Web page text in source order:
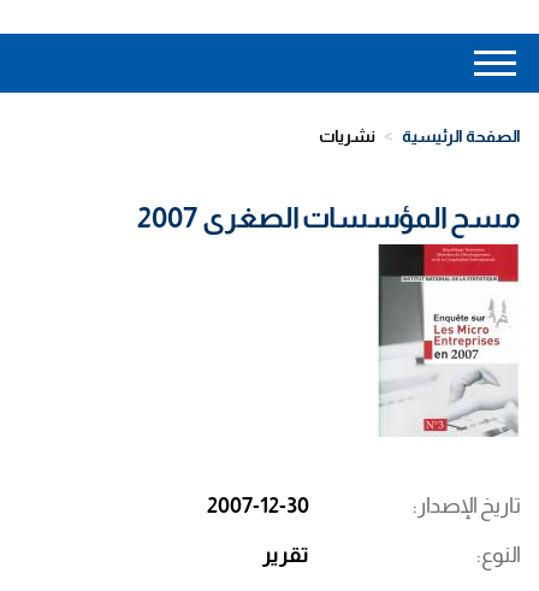
Main
navigation
الصفحة الرئيسية نشريات
مسح المؤسسات الصغرى 2007
تاريخ الإصدار 2007-12-30
النوع تقرير